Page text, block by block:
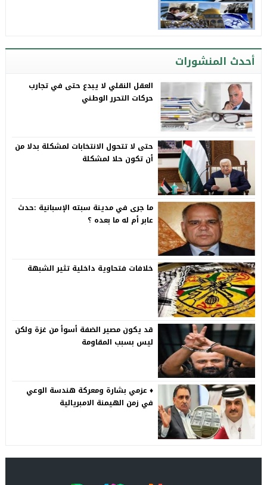
أحدث المنشورات
العقل النقلي لا يبدع حتى في تجارب
حركات التحرر الوطني
حتى لا تتحول الانتخابات لمشكلة بدلا من
أن تكون حلا لمشكلة
ما جرى في مدينة سبته الإسبانية :حدث
عابر أم له ما بعده ؟
خلافات فتحاوية داخلية تثير الشبهة
قد يكون مصير الضفة أسوأ من غزة ولكن
ليس بسبب المقاومة
♦️ عزمي بشارة ومعركة هندسة الوعي
في زمن الهيمنة الامبريالية